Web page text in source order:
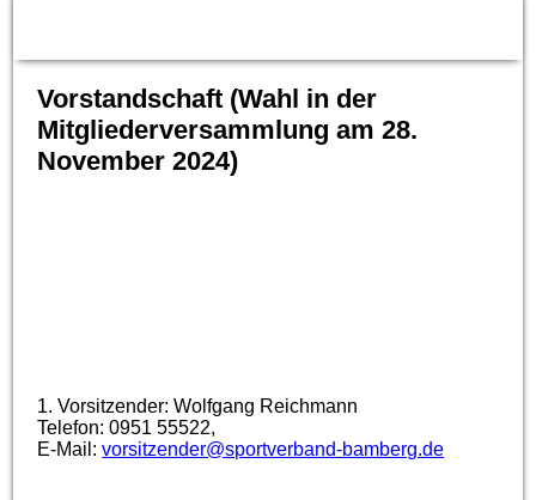
Vorstandschaft (Wahl in der
Mitgliederversammlung am 28.
November 2024)
1. Vorsitzender: Wolfgang Reichmann
Telefon: 0951 55522,
E-Mail:vorsitzender@sportverband-bamberg.de